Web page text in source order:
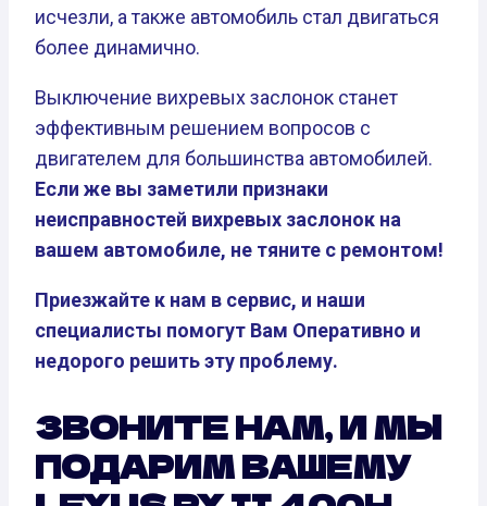
исчезли, а также автомобиль стал двигаться
более динамично.
Выключение вихревых заслонок станет
эффективным решением вопросов с
двигателем для большинства автомобилей.
Если же вы заметили признаки
неисправностей вихревых заслонок на
вашем автомобиле, не тяните с ремонтом!
Приезжайте к нам в сервис, и наши
специалисты помогут Вам Оперативно и
недорого решить эту проблему.
ЗВОНИТЕ НАМ, И МЫ
ПОДАРИМ ВАШЕМУ